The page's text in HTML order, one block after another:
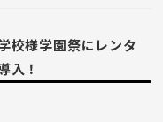
校様学園祭にレンタ
入！